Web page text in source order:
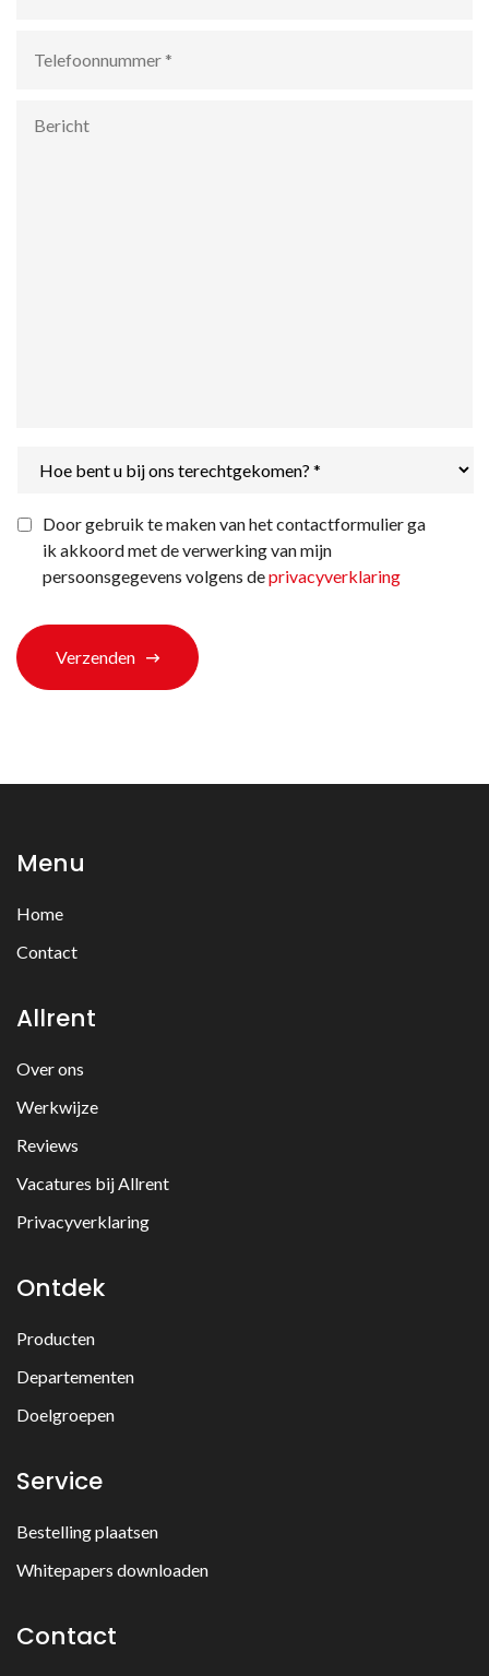
bent
bij
ons
terechtgekomen?
Privacyverklaring *
Door gebruik te maken van het contactformulier ga
ik akkoord met de verwerking van mijn
persoonsgegevens volgens deprivacyverklaring
Verzenden
Menu
Home
Contact
Allrent
Over ons
Werkwijze
Reviews
Vacatures bij Allrent
Privacyverklaring
Ontdek
Producten
Departementen
Doelgroepen
Service
Bestelling plaatsen
Whitepapers downloaden
Contact